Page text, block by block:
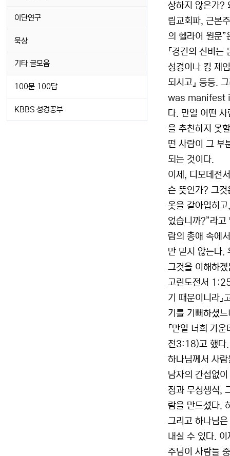
상하지 않은가?
립교회파, 근본
의 헬라어 원문
『경건의 신비
성경이나 킹 제
되시고』 등등.
was manifest in
다. 만일 어떤
을 추천하지 못
떤 사람이 그 부
되는 것이다.
이제, 디모데전
슨 뜻인가? 그것
옷을 갈아입히
었습니까?”라고
람의 총애 속에
만 믿지 않는다.
그것을 이해하
고린도전서
기 때문이니라
기를 기뻐하셨
『만일 너희 가
전3:18)고 했다.
하나님께서 사
남자의 간섭없
정과 무성생식,
람을 만드셨다.
그리고 하나님
내실 수 있다.
주님이 사람들
이단연구
묵상
기타 글모음
100문 100답
KBBS 성경공부